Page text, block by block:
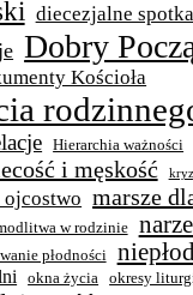
diecezjalne
Dobry
Kościoła
Hierarchia ważności
i męskość
marsze
w rodzinie
płodności
okna życia okresy